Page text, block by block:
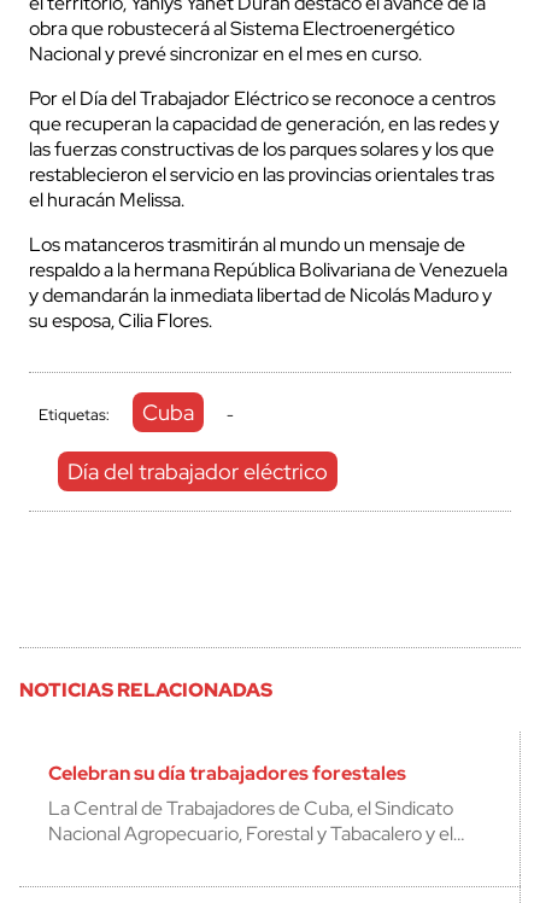
obra que robustecerá al Sistema Electroenergético
Nacional y prevé sincronizar en el mes en curso.
Por el Día del Trabajador Eléctrico se reconoce a centros
que recuperan la capacidad de generación, en las redes y
las fuerzas constructivas de los parques solares y los que
restablecieron el servicio en las provincias orientales tras
el huracán Melissa.
Los matanceros trasmitirán al mundo un mensaje de
respaldo a la hermana República Bolivariana de Venezuela
y demandarán la inmediata libertad de Nicolás Maduro y
su esposa, Cilia Flores.
Etiquetas: Cuba -
Día del trabajador eléctrico
NOTICIAS RELACIONADAS
Celebran su día trabajadores forestales
La Central de Trabajadores de Cuba, el Sindicato
Nacional Agropecuario, Forestal y Tabacalero y el…